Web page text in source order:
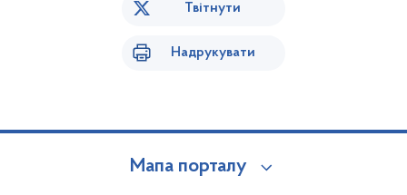
Твітнути
Надрукувати
Мапа порталу